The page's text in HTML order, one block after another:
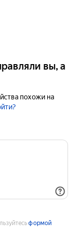
вы, а
похожи на
формой